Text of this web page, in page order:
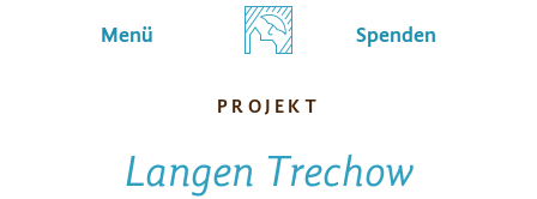
Menü Spenden
PROJEKT
Langen Trechow